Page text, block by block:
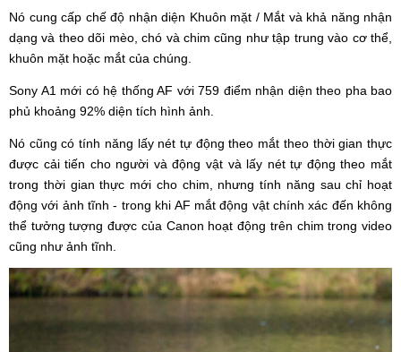
Nó cung cấp chế độ nhận diện Khuôn mặt / Mắt và khả năng nhận
dạng và theo dõi mèo, chó và chim cũng như tập trung vào cơ thể,
khuôn mặt hoặc mắt của chúng.
Sony A1 mới có hệ thống AF với 759 điểm nhận diện theo pha bao
phủ khoảng 92% diện tích hình ảnh.
Nó cũng có tính năng lấy nét tự động theo mắt theo thời gian thực
được cải tiến cho người và động vật và lấy nét tự động theo mắt
trong thời gian thực mới cho chim, nhưng tính năng sau chỉ hoạt
động với ảnh tĩnh - trong khi AF mắt động vật chính xác đến không
thể tưởng tượng được của Canon hoạt động trên chim trong video
cũng như ảnh tĩnh.